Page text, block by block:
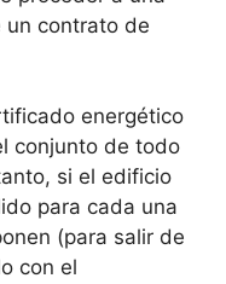
un contrato de
energético
conjunto de todo
si el edificio
para cada una
(para salir de
con el